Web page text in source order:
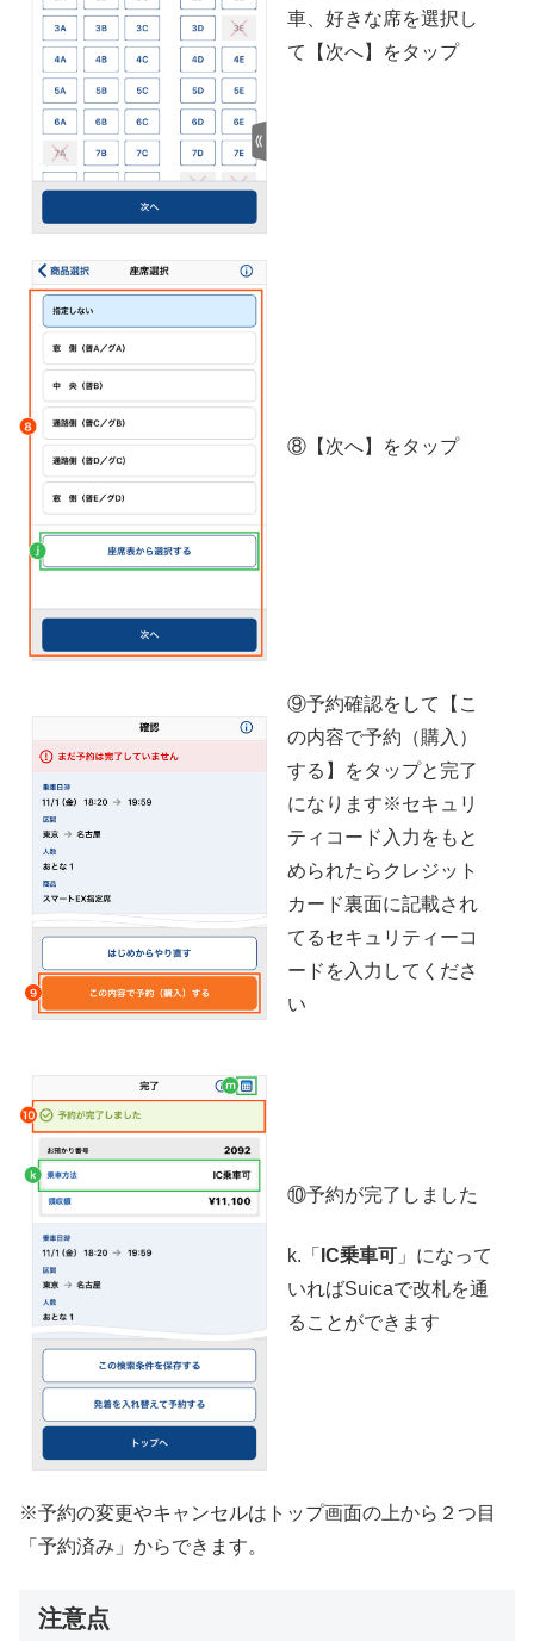
車、好きな席を選択し
て【次へ】をタップ
⑧【次へ】をタップ
⑨予約確認をして【こ
の内容で予約（購入）
する】をタップと完了
になります※セキュリ
ティコード入力をもと
められたらクレジット
カード裏面に記載され
てるセキュリティーコ
ードを入力してくださ
い
⑩予約が完了しました
k.「 IC乗車可」になって
いればSuicaで改札を通
ることができます
※予約の変更やキャンセルはトップ画面の上から２つ目
「予約済み」からできます。
注意点